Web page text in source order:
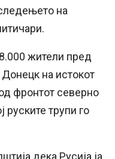
на
жители пред
Донецк на истокот
фронтот северно
руските трупи го